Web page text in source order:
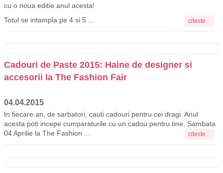
cu o noua editie anul acesta!
Totul se intampla pe 4 si 5 ...
citeste
Cadouri de Paste 2015: Haine de designer si
accesorii la The Fashion Fair
04.04.2015
In fiecare an, de sarbatori, cauti cadouri pentru cei dragi. Anul
acesta poti incepe cumparaturile cu un cadou pentru tine, Sambata
04 Aprilie la The Fashion ...
citeste